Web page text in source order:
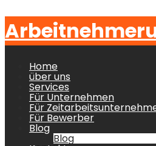
Home
über uns
Services
Für Unternehmen
Für
Für Bewerber
Blog
Blog